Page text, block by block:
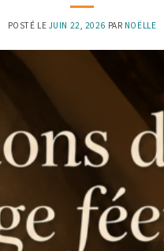
POSTÉ LE JUIN 22, 2026 PAR NOËLLE